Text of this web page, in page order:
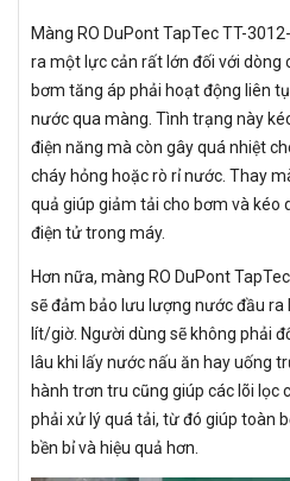
Màng RO DuPont TapTec TT-
ra một lực cản rất lớn đối với dòng
bơm tăng áp phải hoạt động liên
nước qua màng. Tình trạng này
điện năng mà còn gây quá nhiệt
cháy hỏng hoặc rò rỉ nước. Thay
quả giúp giảm tải cho bơm và kéo
điện tử trong máy.
Hơn nữa, màng RO DuPont
sẽ đảm bảo lưu lượng nước đầu ra
lít/giờ. Người dùng sẽ không phải
lâu khi lấy nước nấu ăn hay uống
hành trơn tru cũng giúp các lõi lọc
phải xử lý quá tải, từ đó giúp toàn
bền bỉ và hiệu quả hơn.